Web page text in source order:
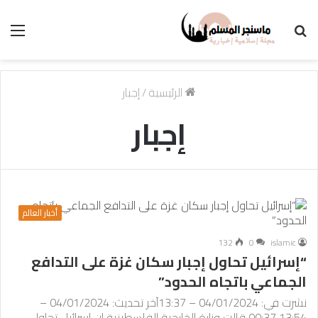
الرئيسية/إجبار
إجبار
أخبار العالم
islamic
0
132
“إسرائيل تحاول إجبار سكان غزة على التدافع
الجماعي باتجاه الحدود”
نشرت في: 04/01/2024 – 13:37آخر تحديث: 04/01/2024 –